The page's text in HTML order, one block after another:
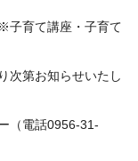
子育て講座・子育て
次第お知らせいたし
（電話0956-31-